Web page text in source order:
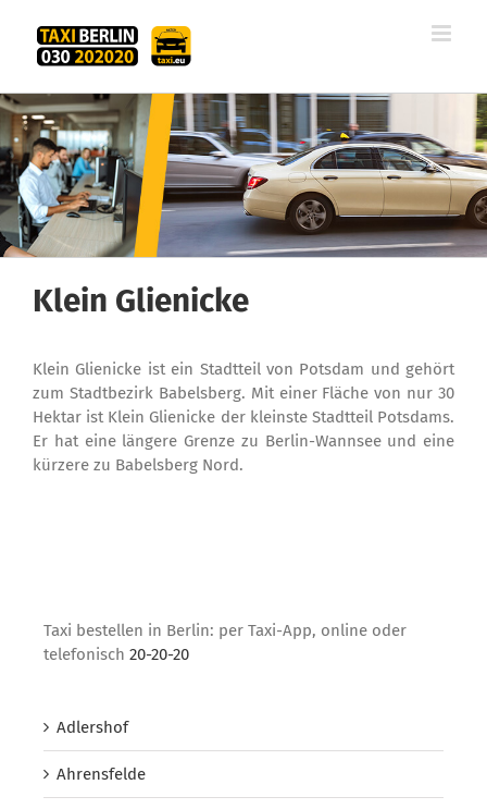
Inhalt
springen
Klein Glienicke
Klein Glienicke ist ein Stadtteil von Potsdam und gehört
zum Stadtbezirk Babelsberg. Mit einer Fläche von nur 30
Hektar ist Klein Glienicke der kleinste Stadtteil Potsdams.
Er hat eine längere Grenze zu Berlin-Wannsee und eine
kürzere zu Babelsberg Nord.
Taxi bestellen in Berlin: per Taxi-App, online oder
telefonisch 20-20-20
Adlershof
Ahrensfelde